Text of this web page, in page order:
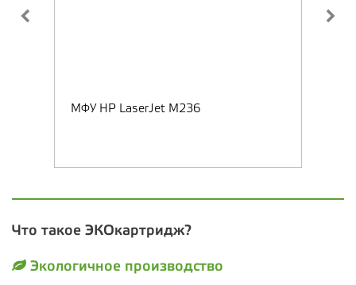
МФУ HP LaserJet M236
Что такое ЭКОкартридж?
Экологичное производство